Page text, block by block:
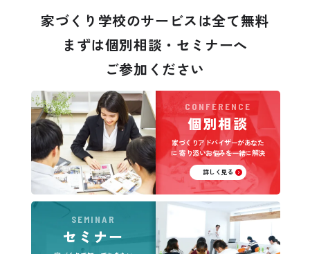
家づくり学校のサービスは全て無料
まずは個別相談・セミナーへ
ご参加ください
CONFERENCE
個別相談
家づくりアドバイザーがあなた
に寄り添いお悩みを一緒に解決
詳しく見る
SEMINAR
セミナー